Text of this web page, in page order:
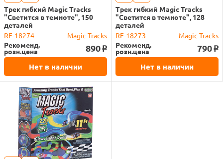
Трек гибкий Magic Tracks
"Светится в темноте", 150
деталей
RF-18274
Magic Tracks
Рекоменд.
розн.цена 890 o
Нет в наличии
Трек гибкий Magic Tracks
"Светится в темноте", 128
деталей
RF-18273
Magic Tracks
Рекоменд.
розн.цена 790 o
Нет в наличии